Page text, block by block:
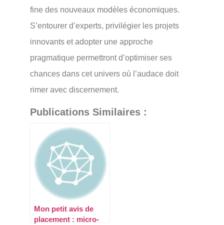
fine des nouveaux modèles économiques.
S’entourer d’experts, privilégier les projets
innovants et adopter une approche
pragmatique permettront d’optimiser ses
chances dans cet univers où l’audace doit
rimer avec discernement.
Publications Similaires :
Mon petit avis de
placement : micro-